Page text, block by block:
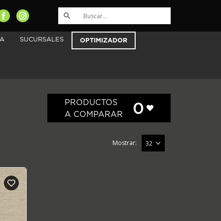
SUCURSALES OPTIMIZADOR
PRODUCTOS
A COMPARAR
0
Mostrar: